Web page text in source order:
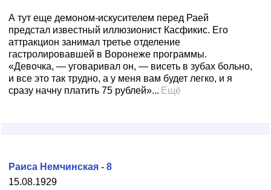
А тут еще демоном-искусителем перед Раей
предстал известный иллюзионист Касфикис. Его
аттракцион занимал третье отделение
гастролировавшей в Воронеже программы.
«Девочка, — уговаривал он, — висеть в зубах больно,
и все это так трудно, а у меня вам будет легко, и я
сразу начну платить 75 рублей»... Ещё
15.08.1929
Раиса Немчинская - 8